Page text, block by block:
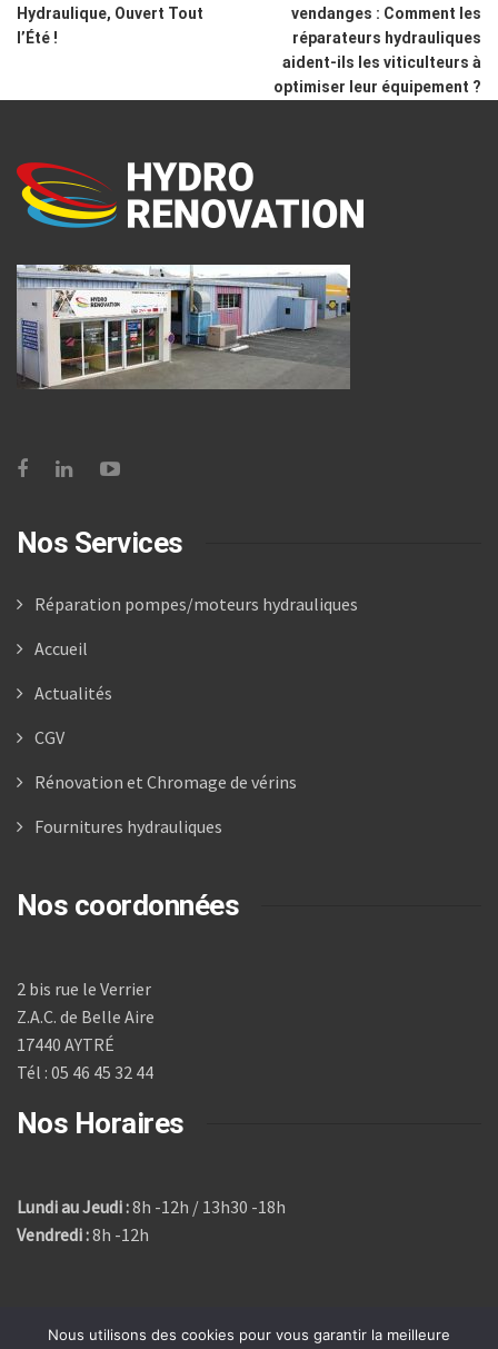
Hydraulique, Ouvert Tout
l’Été !
vendanges : Comment les
réparateurs hydrauliques
aident-ils les viticulteurs à
optimiser leur équipement ?
Nos Services
Réparation pompes/moteurs hydrauliques
Accueil
Actualités
CGV
Rénovation et Chromage de vérins
Fournitures hydrauliques
Nos coordonnées
2 bis rue le Verrier
Z.A.C. de Belle Aire
17440 AYTRÉ
Tél : 05 46 45 32 44
Nos Horaires
Lundi au Jeudi :8h -12h / 13h30 -18h
Vendredi :8h -12h
Nous utilisons des cookies pour vous garantir la meilleure